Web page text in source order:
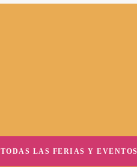
TODAS LAS FERIAS Y EVENTOS